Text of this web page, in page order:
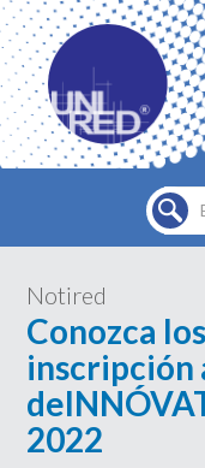
Notired
Conozca
inscripción
2022